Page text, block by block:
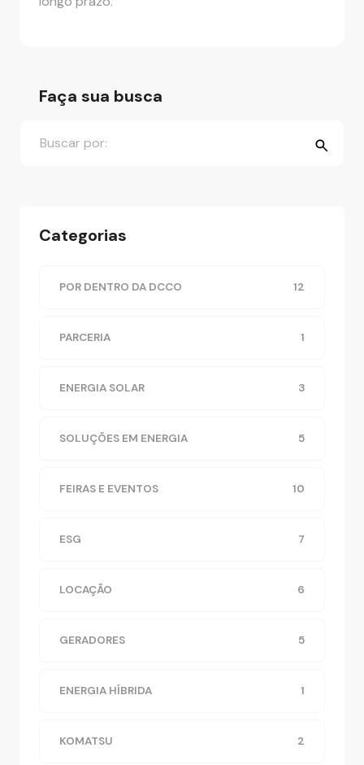
Faça sua busca
Categorias
POR DENTRO DA DCCO 12
PARCERIA 1
ENERGIA SOLAR 3
SOLUÇÕES EM ENERGIA 5
FEIRAS E EVENTOS 10
ESG 7
LOCAÇÃO 6
GERADORES 5
ENERGIA HÍBRIDA 1
KOMATSU 2